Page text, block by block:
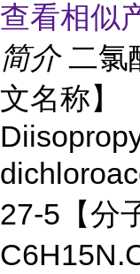
查看相似
简介 二氯
文名称】
27-5【分